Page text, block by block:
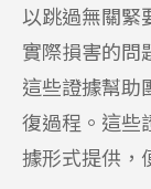
以跳過無關緊
實際損害的問
這些證據幫助
復過程。這些
據形式提供，